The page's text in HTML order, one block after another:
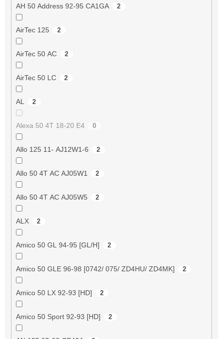
AH 50 Address 92-95 CA1GA 2
AirTec 125 2
AirTec 50 AC 2
AirTec 50 LC 2
AL 2
Alexa 50 4T 18-20 E4 0
Allo 125 11- AJ12W1-6 2
Allo 50 4T AC AJ05W1 2
Allo 50 4T AC AJ05W5 2
ALX 2
Amico 50 GL 94-95 [GL/H] 2
Amico 50 GLE 96-98 [0742/ 075/ ZD4HU/ ZD4MK] 2
Amico 50 LX 92-93 [HD] 2
Amico 50 Sport 92-93 [HD] 2